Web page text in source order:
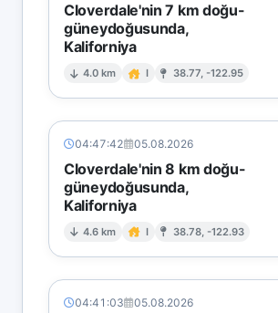
Cloverdale'nin 7 km doğu-
güneydoğusunda,
Kaliforniya
4.0 km I 38.77, -122.95
04:47:42 05.08.2026
Cloverdale'nin 8 km doğu-
güneydoğusunda,
Kaliforniya
4.6 km I 38.78, -122.93
04:41:03 05.08.2026